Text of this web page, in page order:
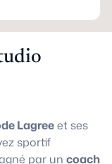
Lagreeet ses
sportif
par un coach